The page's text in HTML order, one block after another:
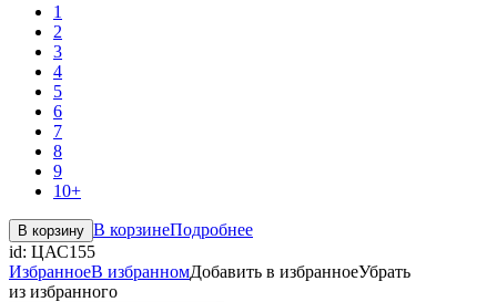
1
2
3
4
5
6
7
8
9
10+
В корзину В корзинеПодробнее
id: ЦАС155
ИзбранноеВ избранномДобавить в избранноеУбрать
из избранного